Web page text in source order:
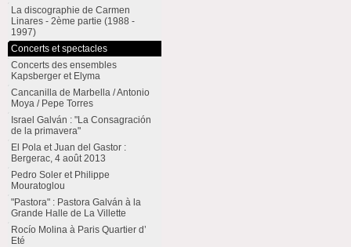
La discographie de Carmen
Linares - 2ème partie (1988 -
1997)
Concerts et spectacles
Concerts des ensembles
Kapsberger et Elyma
Cancanilla de Marbella / Antonio
Moya / Pepe Torres
Israel Galván : "La Consagración
de la primavera"
El Pola et Juan del Gastor :
Bergerac, 4 août 2013
Pedro Soler et Philippe
Mouratoglou
"Pastora" : Pastora Galván à la
Grande Halle de La Villette
Rocío Molina à Paris Quartier d’
Eté